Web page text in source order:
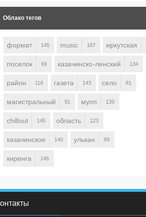
Облако тегов
формат 145 music 187 иркутская
поселок 69 казачинско-ленский 134
район 116 газета 143 село 81
магистральный 91 мупп 139
chillout 145 область 123
казачинское 140 улькан 89
киренга 146